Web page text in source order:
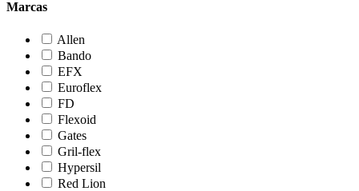
Marcas
Allen
Bando
EFX
Euroflex
FD
Flexoid
Gates
Gril-flex
Hypersil
Red Lion